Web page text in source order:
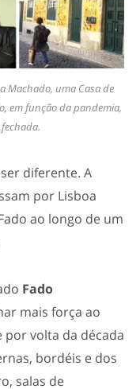
Machado, uma Casa de
em função da pandemia,
diferente. A
por Lisboa
ao longo de um
Fado
mais força ao
por volta da década
bordéis e dos
salas de